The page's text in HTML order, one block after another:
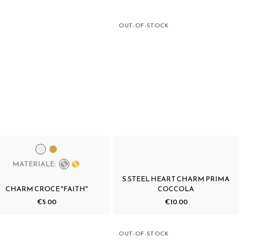
MATERIALE:
CHARM CROCE "FAITH"
€5.00
OUT-OF-STOCK
S.STEEL HEART CHARM PRIMA
COCCOLA
€10.00
OUT-OF-STOCK